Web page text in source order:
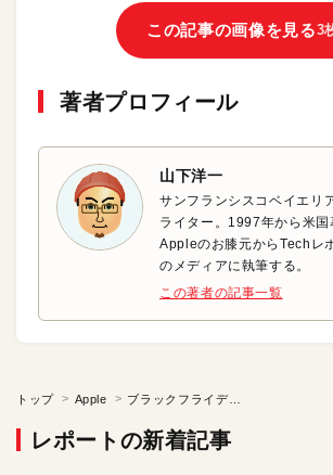
この記事の画像を見る3
著者プロフィール
山下洋一
サンフランシスコベイエリ
ライター。1997年から米国
Appleのお膝元からTechレ
のメディアに執筆する。
この著者の記事一覧
トップ Apple
レポートの新着記事